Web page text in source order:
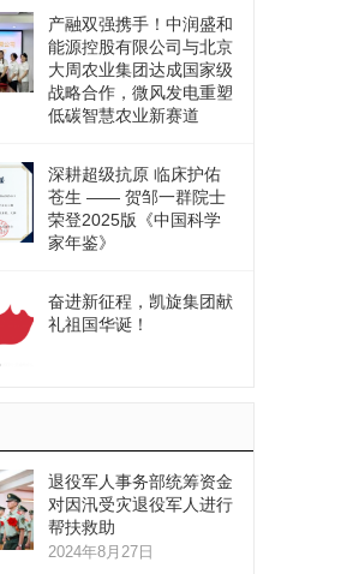
产融双强携手！中润盛和
能源控股有限公司与北京
大周农业集团达成国家级
战略合作，微风发电重塑
低碳智慧农业新赛道
深耕超级抗原 临床护佑
苍生 —— 贺邹一群院士
荣登2025版《中国科学
家年鉴》
奋进新征程，凯旋集团献
礼祖国华诞！
退役军人事务部统筹资金
对因汛受灾退役军人进行
帮扶救助
2024年8月27日